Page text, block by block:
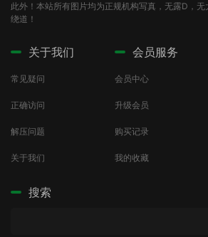
此外！本站所有图片均为正规机构写真，无露D，
绕道！
关于我们
常见疑问
正确访问
解压问题
关于我们
会员服务
会员中心
升级会员
购买记录
我的收藏
搜索